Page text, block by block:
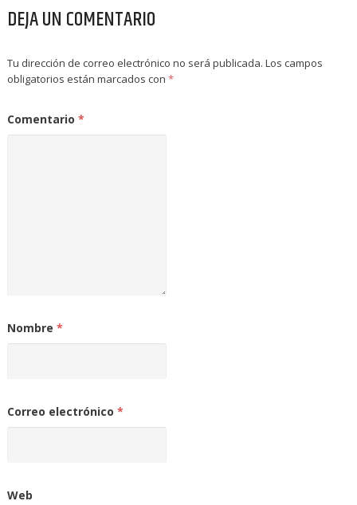
DEJA UN COMENTARIO
Tu dirección de correo electrónico no será publicada. Los campos
obligatorios están marcados con *
Comentario *
Nombre *
Correo electrónico *
Web